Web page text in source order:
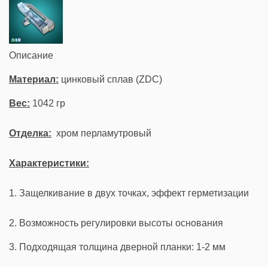
Описание
Материал: цинковый сплав (ZDC)
Вес: 1042 гр
Отделка: хром перламутровый
Характеристики:
1. Защелкивание в двух точках, эффект герметизации
2. Возможность регулировки высоты основания
3. Подходящая толщина дверной планки: 1-2 мм